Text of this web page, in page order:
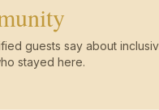
guests say about
stayed here.